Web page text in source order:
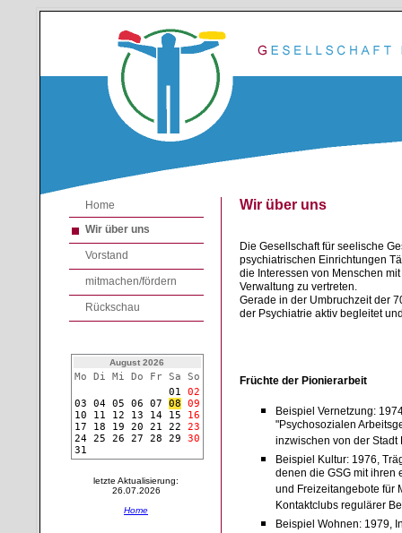
Home
Wir über uns
Vorstand
mitmachen/fördern
Rückschau
August 2026
Mo Di Mi Do Fr Sa So
01 02
03 04 05 06 07 08
09
10
11 12 13 14 15
16
17
18 19 20 21 22 23
24 25 26 27 28 29 30
31
letzte Aktualisierung:
26.07.2026
Home
Wir über uns
Die Gesellschaft für seelische
psychiatrischen Einrichtungen
die Interessen von Menschen
Verwaltung zu vertreten.
Gerade in der Umbruchzeit der
der Psychiatrie aktiv begleitet
Früchte der Pionierarbeit
Beispiel Vernetzung:
"Psychosozialen
inzwischen von der Stadt
Beispiel Kultur: 1976,
denen die GSG mit
und Freizeitangebote für
Kontaktclubs regulärer
Beispiel Wohnen: 1979,